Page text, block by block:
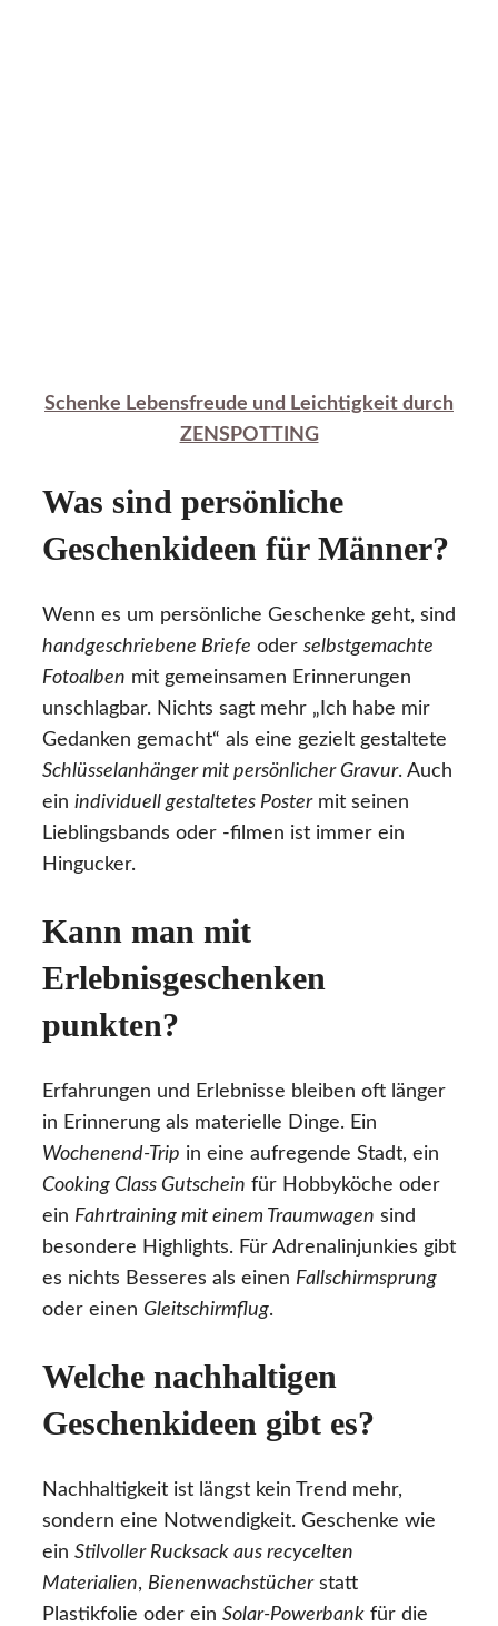
Schenke Lebensfreude und Leichtigkeit durch
ZENSPOTTING
Was sind persönliche
Geschenkideen für Männer?
Wenn es um persönliche Geschenke geht, sind
handgeschriebene Briefe oder selbstgemachte
Fotoalben mit gemeinsamen Erinnerungen
unschlagbar. Nichts sagt mehr „Ich habe mir
Gedanken gemacht“ als eine gezielt gestaltete
Schlüsselanhänger mit persönlicher Gravur. Auch
ein individuell gestaltetes Postermit seinen
Lieblingsbands oder -filmen ist immer ein
Hingucker.
Kann man mit
Erlebnisgeschenken
punkten?
Erfahrungen und Erlebnisse bleiben oft länger
in Erinnerung als materielle Dinge. Ein
Wochenend-Trip in eine aufregende Stadt, ein
Cooking Class Gutschein für Hobbyköche oder
ein Fahrtraining mit einem Traumwagen sind
besondere Highlights. Für Adrenalinjunkies gibt
es nichts Besseres als einen Fallschirmsprung
oder einen Gleitschirmflug.
Welche nachhaltigen
Geschenkideen gibt es?
Nachhaltigkeit ist längst kein Trend mehr,
sondern eine Notwendigkeit. Geschenke wie
ein Stilvoller Rucksack aus recycelten
Materialien, Bienenwachstücherstatt
Plastikfolie oder ein Solar-Powerbank für die